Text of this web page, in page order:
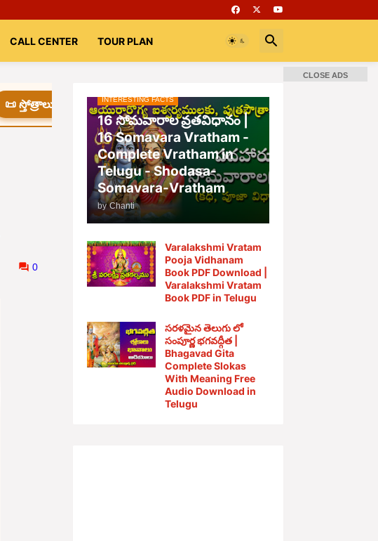
CALL CENTER TOUR PLAN
📜 స్తోత్రాలు 📚 Books Rooms భగవద్గీత
0
INTERESTING FACTS
16 సోమవారాల వ్రతవిధానం |
16 Somavara Vratham -
Complete Vratham in
Telugu - Shodasa-
Somavara-Vratham
by Chanti
Varalakshmi Vratam
Pooja Vidhanam
Book PDF Download |
Varalakshmi Vratam
Book PDF in Telugu
సరళమైన తెలుగు లో
సంపూర్ణ భగవద్గీత |
Bhagavad Gita
Complete Slokas
With Meaning Free
Audio Download in
Telugu
CLOSE ADS